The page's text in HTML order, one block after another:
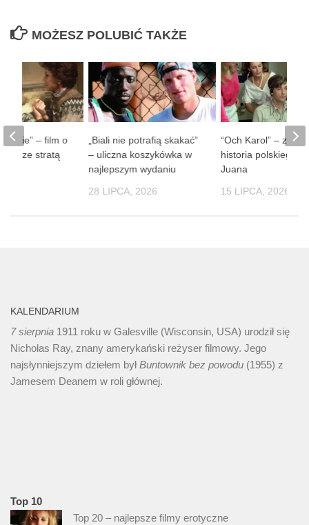
MOŻESZ POLUBIĆ TAKŻE
„Biali nie potrafią skakać”
– uliczna koszykówka w
najlepszym wydaniu
28 LIPCA, 2026
“Och Karol” –
historia polskiego
Juana
15 LIPCA, 2026
ludzie” – film o
ze stratą
KALENDARIUM
7 sierpnia 1911 roku w Galesville (Wisconsin, USA) urodził się
Nicholas Ray, znany amerykański reżyser filmowy. Jego
najsłynniejszym dziełem byłBuntownik bez powodu (1955) z
Jamesem Deanem w roli głównej.
Top 10
Top 20 – najlepsze filmy erotyczne